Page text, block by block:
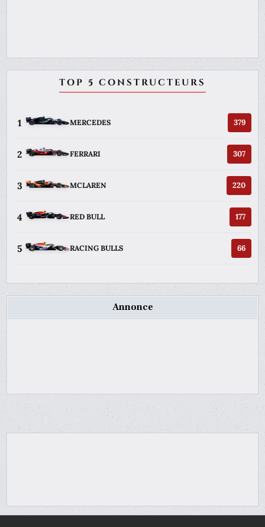
TOP 5 CONSTRUCTEURS
1 MERCEDES 379
2 FERRARI 307
3 MCLAREN 220
4 RED BULL 177
5 RACING BULLS 66
Annonce